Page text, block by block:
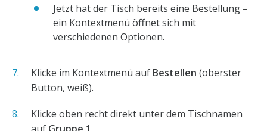
Jetzt hat der Tisch bereits eine Bestellung –
ein Kontextmenü öffnet sich mit
verschiedenen Optionen.
Klicke im Kontextmenü auf Bestellen (oberster
Button, weiß).
Klicke oben recht direkt unter dem Tischnamen
auf Gruppe 1